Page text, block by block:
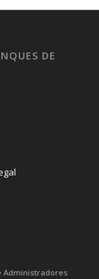
DE
Administradores